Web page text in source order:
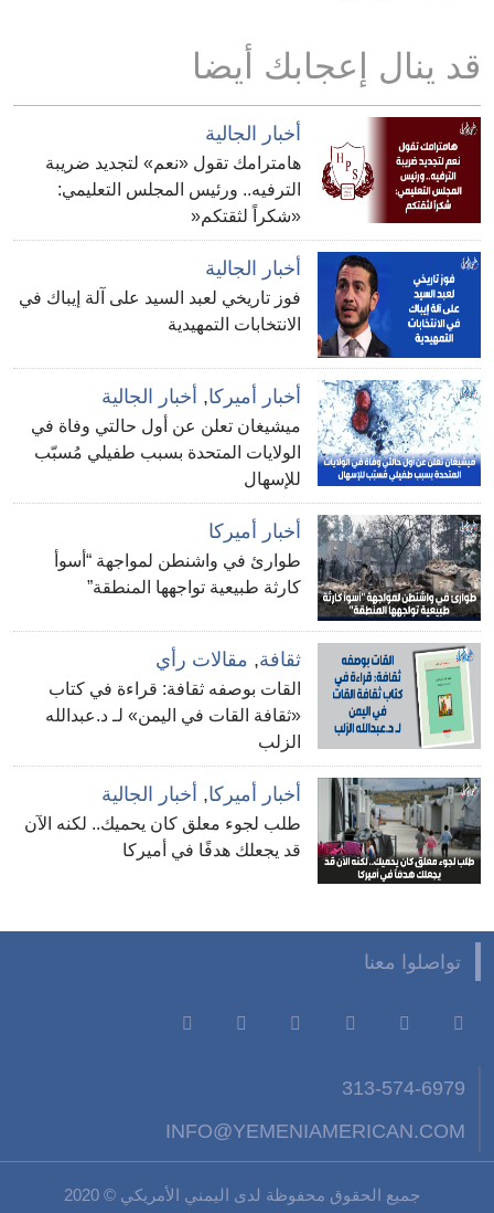
قد ينال إعجابك أيضا
أخبار الجالية
هامترامك تقول «نعم» لتجديد ضريبة
الترفيه.. ورئيس المجلس التعليمي:
«شكراً لثقتكم«
أخبار الجالية
فوز تاريخي لعبد السيد على آلة إيباك في
الانتخابات التمهيدية
أخبار أميركا, أخبار الجالية
ميشيغان تعلن عن أول حالتي وفاة في
الولايات المتحدة بسبب طفيلي مُسبّب
للإسهال
أخبار أميركا
طوارئ في واشنطن لمواجهة “أسوأ
كارثة طبيعية تواجهها المنطقة”
ثقافة, مقالات رأي
القات بوصفه ثقافة: قراءة في كتاب
«ثقافة القات في اليمن» لـ د.عبدالله
الزلب
أخبار أميركا, أخبار الجالية
طلب لجوء معلق كان يحميك.. لكنه الآن
قد يجعلك هدفًا في أميركا
تواصلوا معنا
313-574-6979
INFO@YEMENIAMERICAN.COM
جميع الحقوق محفوظة لدى اليمني الأمريكي © 2020